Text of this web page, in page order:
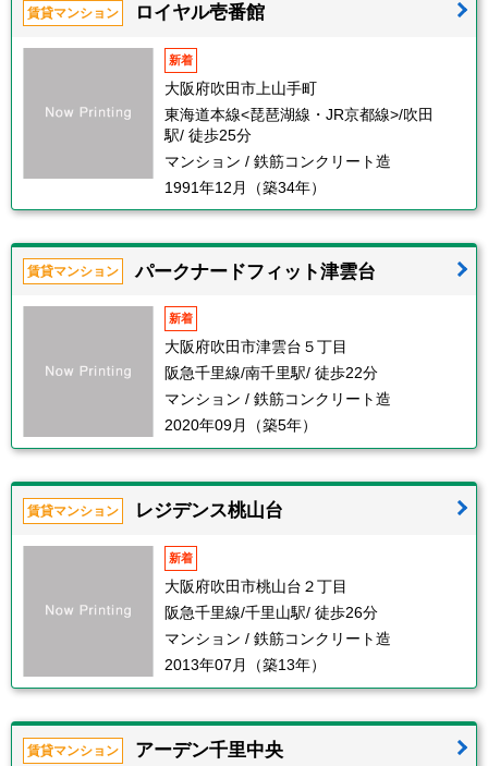
賃貸マンション ロイヤル壱番館
新着
大阪府吹田市上山手町
東海道本線<琵琶湖線・JR京都線>/吹田
駅/ 徒歩25分
マンション / 鉄筋コンクリート造
1991年12月（築34年）
賃貸マンション パークナードフィット津雲台
新着
大阪府吹田市津雲台５丁目
阪急千里線/南千里駅/ 徒歩22分
マンション / 鉄筋コンクリート造
2020年09月（築5年）
賃貸マンション レジデンス桃山台
新着
大阪府吹田市桃山台２丁目
阪急千里線/千里山駅/ 徒歩26分
マンション / 鉄筋コンクリート造
2013年07月（築13年）
賃貸マンション アーデン千里中央